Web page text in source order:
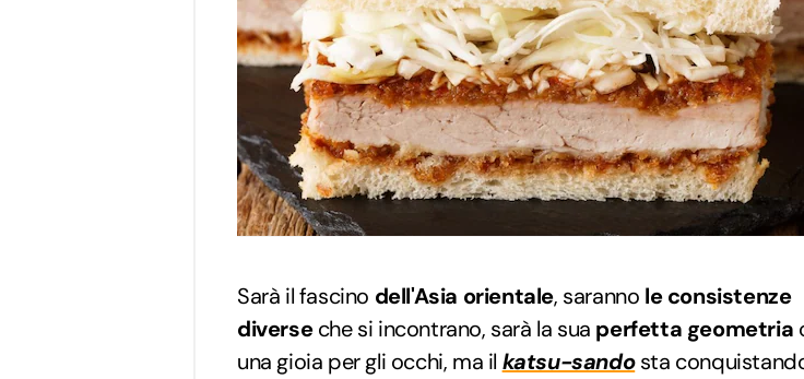
Sarà il fascino dell'Asia orientale, saranno le consistenze
diverseche si incontrano, sarà la sua perfetta geometria
una gioia per gli occhi, ma il katsu-sandosta